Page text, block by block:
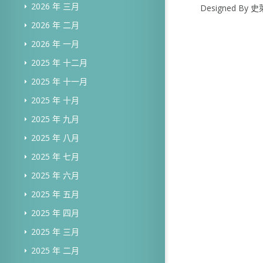
2026 年 三月
2026 年 二月
2026 年 一月
2025 年 十二月
2025 年 十一月
2025 年 十月
2025 年 九月
2025 年 八月
2025 年 七月
2025 年 六月
2025 年 五月
2025 年 四月
2025 年 三月
2025 年 二月
Designed By 史